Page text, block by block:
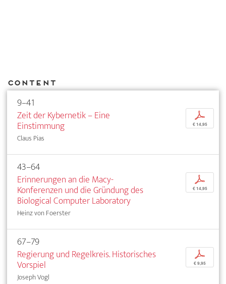
Content
9–41
Zeit der Kybernetik – Eine
Einstimmung
Claus Pias
p
€ 14,95
43–64
Erinnerungen an die Macy-
Konferenzen und die Gründung des
Biological Computer Laboratory
Heinz von Foerster
p
€ 14,95
67–79
Regierung und Regelkreis. Historisches
Vorspiel
Joseph Vogl
p
€ 9,95